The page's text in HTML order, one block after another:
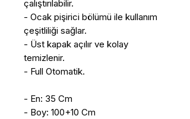
çalıştırılabilir.
- Ocak pişirici bölümü ile kullanım
çeşitliliği sağlar.
- Üst kapak açılır ve kolay
temizlenir.
- Full Otomatik.
- En: 35 Cm
- Boy: 100+10 Cm